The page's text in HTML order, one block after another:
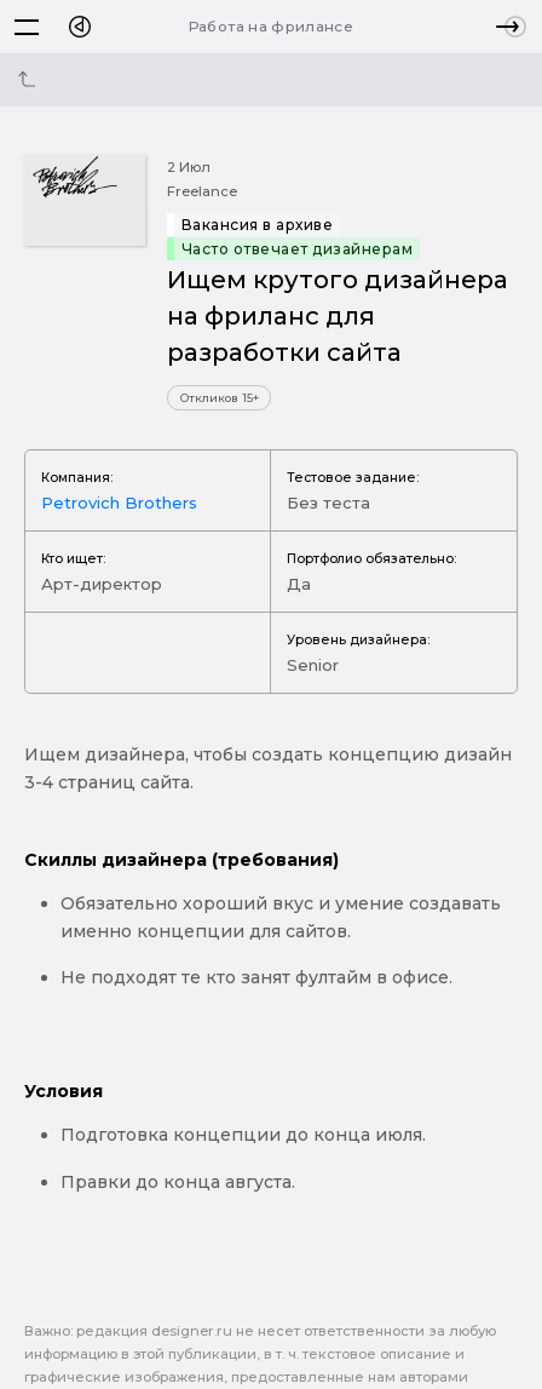
Работа на фрилансе
2 Июл
Freelance
Вакансия в архиве
Часто отвечает дизайнерам
Ищем крутого дизайнера
на фриланс для
разработки сайта
Откликов 15+
Компания:
Petrovich Brothers
Тестовое задание:
Без теста
Кто ищет:
Арт-директор
Портфолио обязательно:
Да
Уровень дизайнера:
Senior
Ищем дизайнера, чтобы создать концепцию дизайн
3-4 страниц сайта.
Скиллы дизайнера (требования)
Обязательно хороший вкус и умение создавать
именно концепции для сайтов.
Не подходят те кто занят фултайм в офисе.
Условия
Подготовка концепции до конца июля.
Правки до конца августа.
Важно: pедакция designer.ru не несет ответственности за любую
информацию в этой публикации, в т. ч. текстовое описание и
графические изображения, предоставленные нам авторами